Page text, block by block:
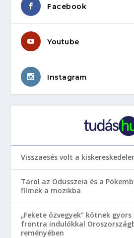
Facebook
Youtube
Instagram
Visszaesés volt a
Tarol az Odüsszeia és a
filmek a mozikba
„Fekete özvegyek” kötnek
frontra indulókkal
reményében